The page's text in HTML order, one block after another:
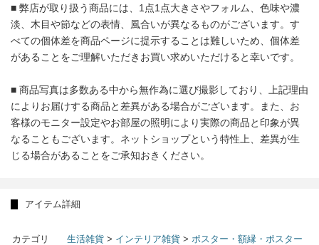
■ 弊店が取り扱う商品には、1点1点大きさやフォルム、色味や濃
淡、木目や節などの表情、風合いが異なるものがございます。す
べての個体差を商品ページに提示することは難しいため、個体差
があることをご理解いただきお買い求めいただけると幸いです。
■ 商品写真は多数ある中から無作為に選び撮影しており、上記理由
によりお届けする商品と差異がある場合がございます。また、お
客様のモニター設定やお部屋の照明により実際の商品と印象が異
なることもございます。ネットショップという特性上、差異が生
じる場合があることをご承知おきください。
アイテム詳細
カテゴリ 生活雑貨 > インテリア雑貨 > ポスター・額縁・ポスター